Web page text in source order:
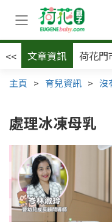
<< 文章資訊 荷花門
主頁 > 育兒資訊 > 沒
處理冰凍母乳